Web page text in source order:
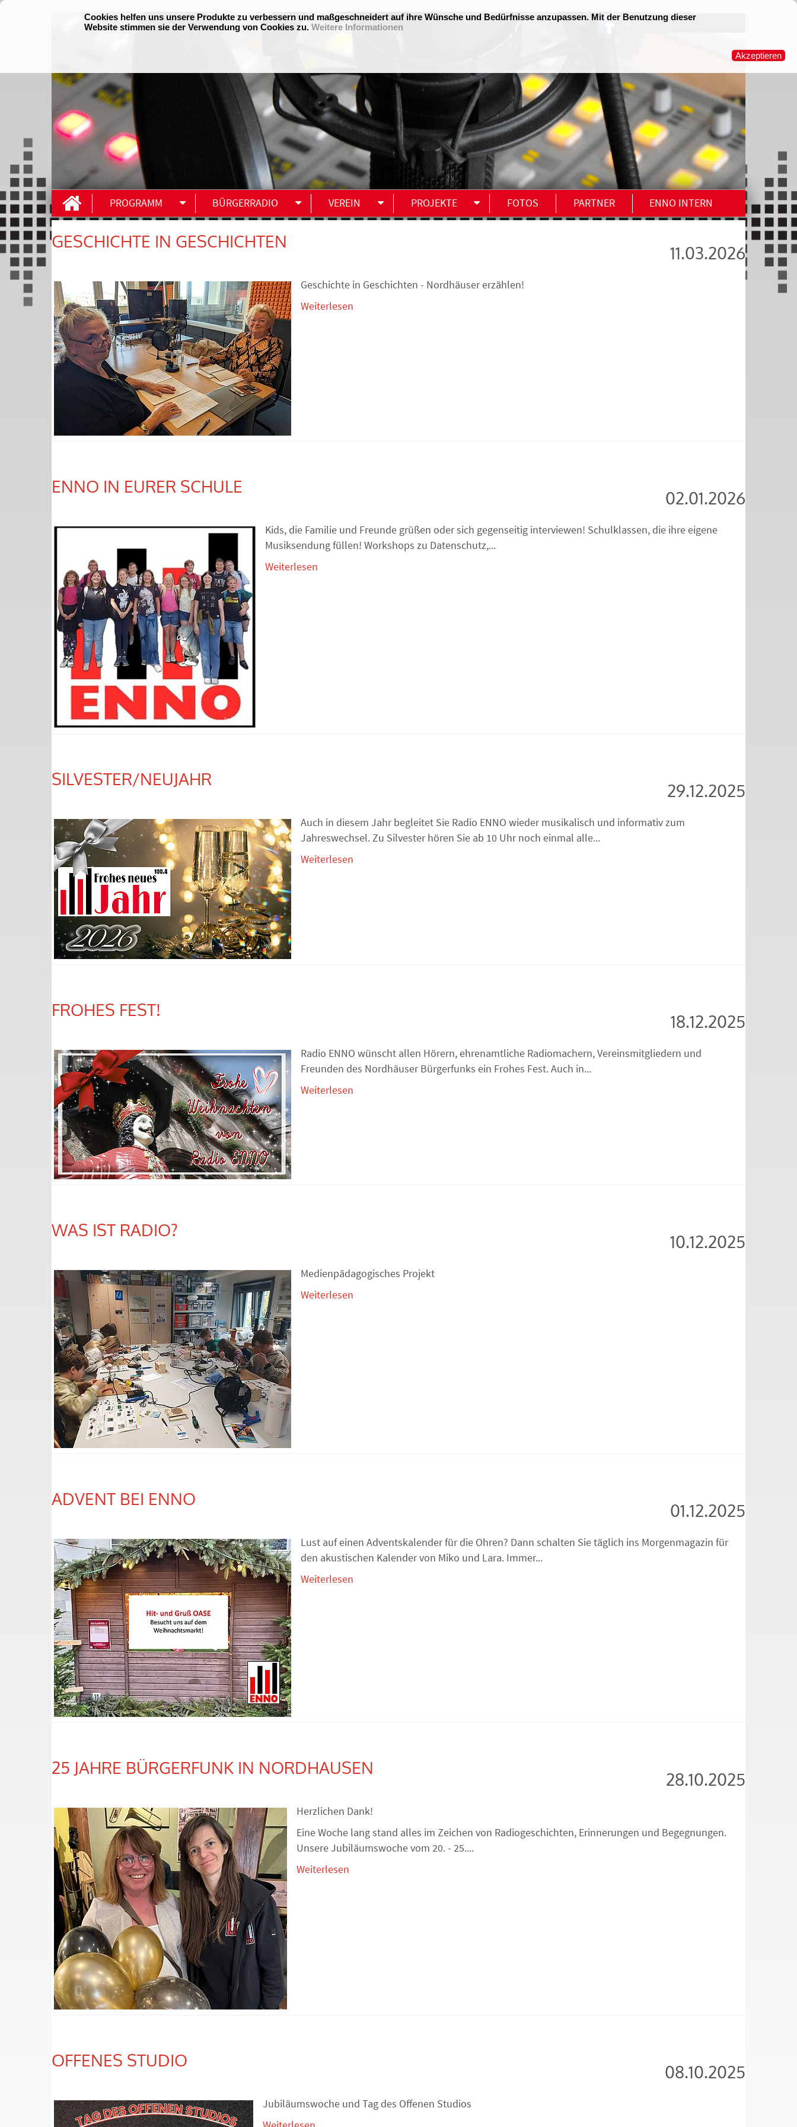
PROGRAMM BÜRGERRADIO VEREIN PROJEKTE FOTOS PARTNER ENNO INTERN
GESCHICHTE IN GESCHICHTEN
11.03.2026
Geschichte in Geschichten - Nordhäuser erzählen!
Weiterlesen
ENNO IN EURER SCHULE
02.01.2026
Kids, die Familie und Freunde grüßen oder sich gegenseitig interviewen! Schulklassen, die ihre eigene
Musiksendung füllen! Workshops zu Datenschutz,...
Weiterlesen
SILVESTER/NEUJAHR
29.12.2025
Auch in diesem Jahr begleitet Sie Radio ENNO wieder musikalisch und informativ zum
Jahreswechsel. Zu Silvester hören Sie ab 10 Uhr noch einmal alle...
Weiterlesen
FROHES FEST!
18.12.2025
Radio ENNO wünscht allen Hörern, ehrenamtliche Radiomachern, Vereinsmitgliedern und
Freunden des Nordhäuser Bürgerfunks ein Frohes Fest. Auch in...
Weiterlesen
WAS IST RADIO?
10.12.2025
Medienpädagogisches Projekt
Weiterlesen
ADVENT BEI ENNO
01.12.2025
Lust auf einen Adventskalender für die Ohren? Dann schalten Sie täglich ins Morgenmagazin für
den akustischen Kalender von Miko und Lara. Immer...
Weiterlesen
25 JAHRE BÜRGERFUNK IN NORDHAUSEN
28.10.2025
Herzlichen Dank!
Eine Woche lang stand alles im Zeichen von Radiogeschichten, Erinnerungen und Begegnungen.
Unsere Jubiläumswoche vom 20. - 25....
Weiterlesen
OFFENES STUDIO
08.10.2025
Jubiläumswoche und Tag des Offenen Studios